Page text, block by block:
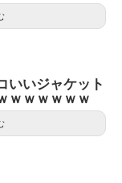
いいジャケット
ｗｗｗｗｗｗ